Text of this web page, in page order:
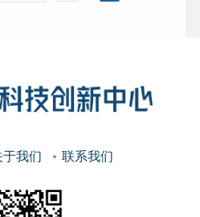
贴。
于我们 联系我们